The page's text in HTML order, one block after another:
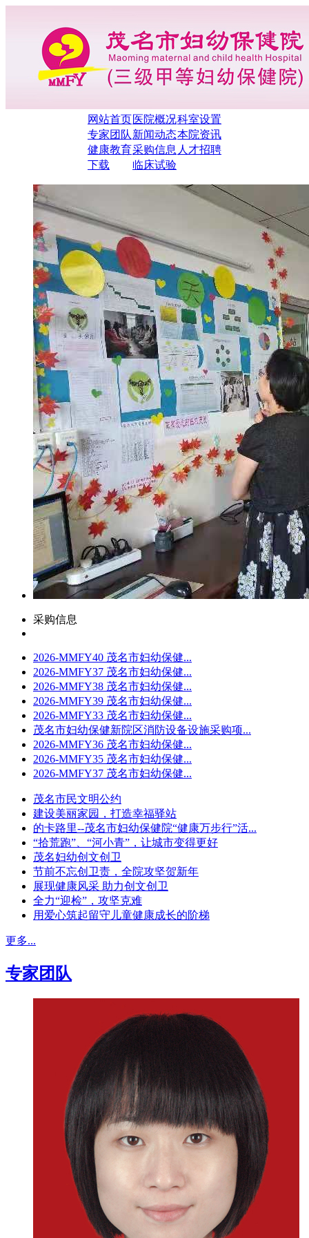
网站首页医院概况科室设置
专家团队 新闻动态本院资讯
健康教育采购信息 人才招聘
下载
临床试验
采购信息
2026-MMFY40 茂名市妇幼保健...
2026-MMFY37 茂名市妇幼保健...
2026-MMFY38 茂名市妇幼保健...
2026-MMFY39 茂名市妇幼保健...
2026-MMFY33 茂名市妇幼保健...
茂名市妇幼保健新院区消防设备设施采购项...
2026-MMFY36 茂名市妇幼保健...
2026-MMFY35 茂名市妇幼保健...
2026-MMFY37 茂名市妇幼保健...
茂名市民文明公约
建设美丽家园，打造幸福驿站
的卡路里--茂名市妇幼保健院“健康万步行”活...
“拾荒跑”、“河小青”，让城市变得更好
茂名妇幼创文创卫
节前不忘创卫责，全院攻坚贺新年
展现健康风采 助力创文创卫
全力“迎检”，攻坚克难
用爱心筑起留守儿童健康成长的阶梯
更多...
专家团队